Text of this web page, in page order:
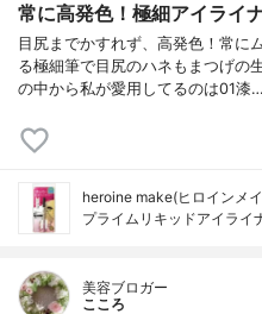
常に高発色！極細アイライ
目尻までかすれず、高発色！常に
る極細筆で目尻のハネもまつげの
の中から私が愛用してるのは01漆…
heroine make(ヒロインメ
プライムリキッドアイライ
美容ブロガー
こころ